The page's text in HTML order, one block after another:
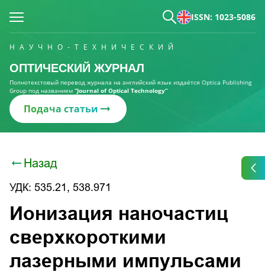
ISSN: 1023-5086
НАУЧНО-ТЕХНИЧЕСКИЙ
ОПТИЧЕСКИЙ ЖУРНАЛ
Полнотекстовый перевод журнала на английский язык издаётся Optica Publishing
Group под названием “Journal of Optical Technology“
Подача статьи
Назад
УДК: 535.21, 538.971
Ионизация наночастиц
сверхкороткими
лазерными импульсами